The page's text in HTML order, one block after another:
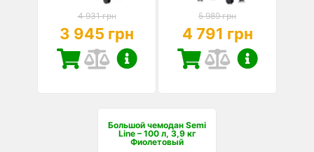
4 931 грн
3 945 грн
5 989 грн
4 791 грн
Большой чемодан Semi
Line – 100 л, 3,9 кг
Фиолетовый